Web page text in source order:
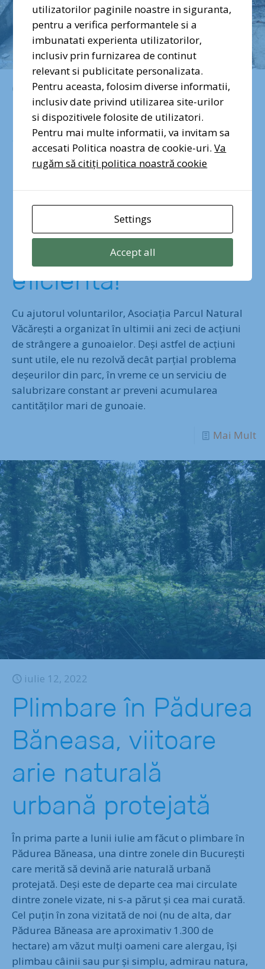
iulie 18, 2022
Parcul Natural
Văcărești are
nevoie de o
infrastructură de
salubrizare
eficientă!
Cu ajutorul voluntarilor, Asociația Parcul Natural
Văcărești a organizat în ultimii ani zeci de acțiuni
de strângere a gunoaielor. Deși astfel de acțiuni
sunt utile, ele nu rezolvă decât parțial problema
deșeurilor din parc, în vreme ce un serviciu de
salubrizare constant ar preveni acumularea
cantităților mari de gunoaie.
Mai Mult
iulie 12, 2022
Plimbare în Pădurea
Băneasa, viitoare
arie naturală
urbană protejată
În prima parte a lunii iulie am făcut o plimbare în
Pădurea Băneasa, una dintre zonele din București
care merită să devină arie naturală urbană
protejată. Deși este de departe cea mai circulate
dintre zonele vizate, ni s-a părut și cea mai curată.
Cel puțin în zona vizitată de noi (nu de alta, dar
Pădurea Băneasa are aproximativ 1.300 de
hectare) am văzut mulți oameni care alergau, își
plimbau câinii sau pur și simplu, admirau natura,
Dragi prieteni ai naturii urbane,
vocea voastră contează. Semnați
și distribuiți petiția pentru
protecția Pădurii Băneasa!
Semnez pentru Pădurea
Băneasa
utilizatorilor paginile noastre in siguranta,
pentru a verifica performantele si a
imbunatati experienta utilizatorilor,
inclusiv prin furnizarea de continut
relevant si publicitate personalizata.
Pentru aceasta, folosim diverse informatii,
inclusiv date privind utilizarea site-urilor
si dispozitivele folosite de utilizatori.
Pentru mai multe informatii, va invitam sa
accesati Politica noastra de cookie-uri.Va
rugăm să citiți politica noastră cookie
Settings
Accept all